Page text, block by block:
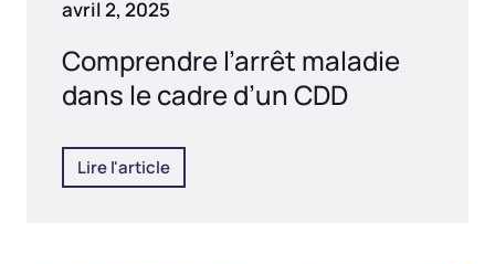
avril 2, 2025
Comprendre l’arrêt maladie
dans le cadre d’un CDD
Lire l'article